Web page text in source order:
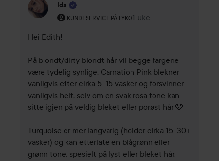
Ida
KUNDESERVICE PÅ LYKO
Brukerens rolle: Kundeservice på Lyko.
1 uke
Kommentaren lades 1
Hei Edith!
På blondt/dirty blondt hår vil begge fargene
være tydelig synlige. Carnation Pink blekner
vanligvis etter cirka 5–15 vasker og forsvinner
vanligvis helt, selv om en svak rosa tone kan
sitte igjen på veldig bleket eller porøst hår 🩷
Turquoise er mer langvarig (holder cirka 15–30+
vasker) og kan etterlate en blågrønn eller
grønn tone, spesielt på lyst eller bleket hår.